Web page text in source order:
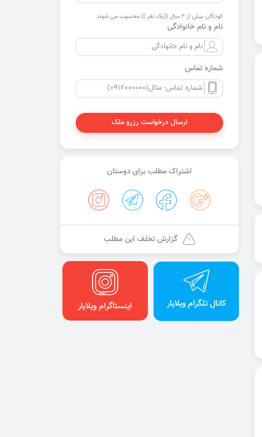
کودکان بیش از 2 سال ((یک نفر )) محسوب می شوند
نام و نام خانوادگی
شماره تماس
ارسال درخواست رزرو ملک
اشتراک مطلب برای دوستان
گزارش تخلف این مطلب
کانال تلگرام ویلایار اینستاگرام ویلایار